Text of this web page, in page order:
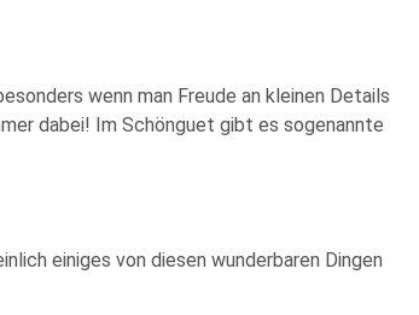
wenn man Freude an kleinen Details
dabei! Im Schönguet gibt es sogenannte
einiges von diesen wunderbaren Dingen